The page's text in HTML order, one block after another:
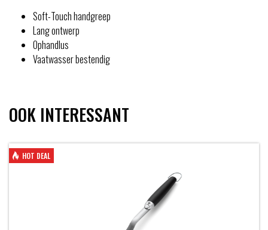
Soft-Touch handgreep
Lang ontwerp
Ophandlus
Vaatwasser bestendig
OOK INTERESSANT
HOT DEAL